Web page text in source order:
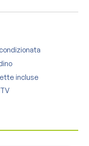
incluse